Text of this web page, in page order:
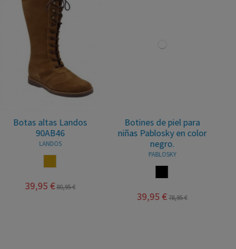
Botas altas Landos
90AB46
LANDOS
39,95 €80,95 €
Botines de piel para
niñas Pablosky en color
negro.
PABLOSKY
39,95 €78,95 €